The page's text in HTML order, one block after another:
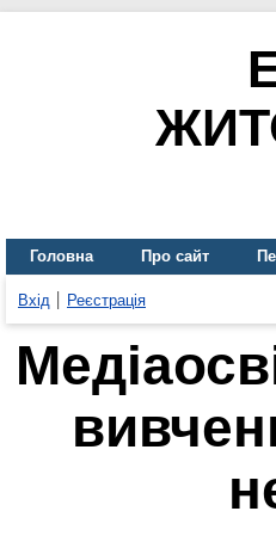
Головна Про сайт
Вхід Реєстрація